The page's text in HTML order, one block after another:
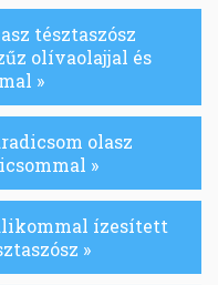
tésztaszósz
olívaolajjal és
»
olasz
»
ízesített
»